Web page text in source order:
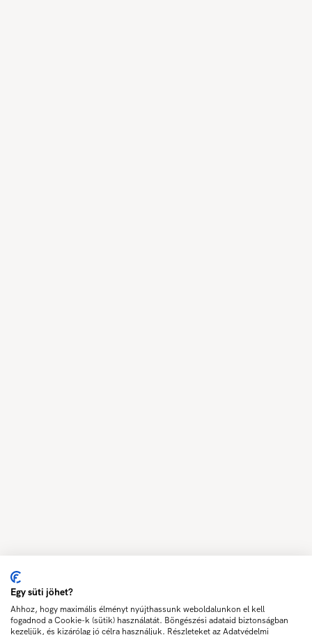
Egy süti jöhet?
Ahhoz, hogy maximális élményt nyújthassunk weboldalunkon el kell
fogadnod a Cookie-k (sütik) használatát. Böngészési adataid biztonságban
kezeljük, és kizárólag jó célra használjuk. Részleteket az Adatvédelmi